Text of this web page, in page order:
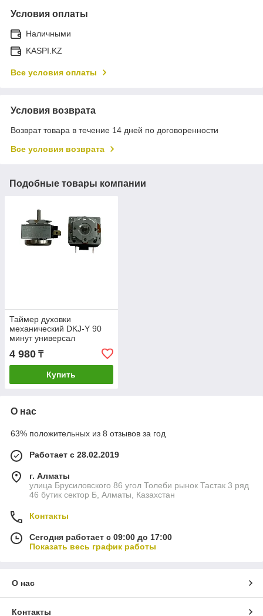
Условия оплаты
Наличными
KASPI.KZ
Все условия оплаты
Условия возврата
Возврат товара в течение 14 дней по договоренности
Все условия возврата
Подобные товары компании
Таймер духовки
механический DKJ-Y 90
минут универсал
4 980 ₸
Купить
О нас
63% положительных из 8 отзывов за год
Работает с 28.02.2019
г. Алматы
улица Брусиловского 86 угол Толеби рынок Тастак 3 ряд
46 бутик сектор Б, Алматы, Казахстан
Контакты
Сегодня работает с 09:00 до 17:00
Показать весь график работы
О нас
Контакты